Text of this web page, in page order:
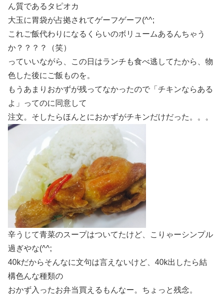
ん質であるタピオカ
大玉に胃袋が占拠されてゲーフゲーフ(^^;
これご飯代わりになるくらいのボリュームあるんちゃう
か？？？？（笑）
っていいながら、この日はランチも食べ逃してたから、物
色した後にご飯ものを。
もうあまりおかずが残ってなかったので「チキンならある
よ」ってのに同意して
注文。そしたらほんとにおかずがチキンだけだった。。。
辛うじて青菜のスープはついてたけど、こりゃーシンプル
過ぎやな(^^;
40kだからそんなに文句は言えないけど、40k出したら結
構色んな種類の
おかず入ったお弁当買えるもんなー。ちょっと残念。